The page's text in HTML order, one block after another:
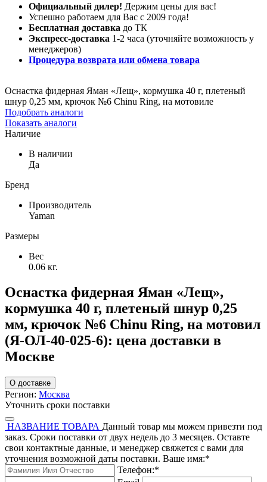
Официальный дилер! Держим цены для вас!
Успешно работаем для Вас с 2009 года!
Бесплатная доставка до ТК
Экспресс-доставка 1-2 часа (уточняйте возможность у
менеджеров)
Процедура возврата или обмена товара
Оснастка фидерная Яман «Лещ», кормушка 40 г, плетеный
шнур 0,25 мм, крючок №6 Chinu Ring, на мотовиле
Подобрать аналоги
Показать аналоги
Наличие
В наличии
Да
Бренд
Производитель
Yaman
Размеры
Вес
0.06 кг.
Оснастка фидерная Яман «Лещ»,
кормушка 40 г, плетеный шнур 0,25
мм, крючок №6 Chinu Ring, на мотовил
(Я-ОЛ-40-025-6): цена доставки в
Москве
О доставке
Регион: Москва
Уточнить сроки поставки
НАЗВАНИЕ ТОВАРА Данный товар мы можем привезти под
заказ. Сроки поставки от двух недель до 3 месяцев. Оставте
свои контактные данные, и менеджер свяжется с вами для
уточнения возможной даты поставки. Ваше имя:*
Телефон:*